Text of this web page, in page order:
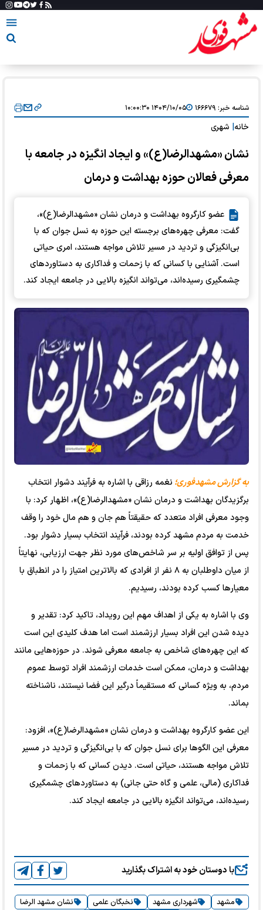
شناسه خبر: ۱۶۶۶۷۹ ۱۴۰۴/۱۰/۰۵ ۱۰:۰۰:۳۰
خانه شهری
نشان «مشهدالرضا(ع)» و ایجاد انگیزه در جامعه با
معرفی فعالان حوزه بهداشت و درمان
عضو کارگروه بهداشت و درمان نشان «مشهدالرضا(ع)»،
گفت: معرفی چهره‌های برجسته این حوزه به نسل جوان که با
بی‌انگیزگی و تردید در مسیر تلاش مواجه هستند، امری حیاتی
است. آشنایی با کسانی که با زحمات و فداکاری به دستاوردهای
چشمگیری رسیده‌اند، می‌تواند انگیزه بالایی در جامعه ایجاد کند.
به گزارش مشهدفوری؛ نغمه رزاقی با اشاره به فرآیند دشوار انتخاب
برگزیدگان بهداشت و درمان نشان «مشهدالرضا(ع)»، اظهار کرد: با
وجود معرفی افراد متعدد که حقیقتاً هم جان و هم مال خود را وقف
خدمت به مردم مشهد کرده بودند، فرآیند انتخاب بسیار دشوار بود.
پس از توافق اولیه بر سر شاخص‌های مورد نظر جهت ارزیابی، نهایتاً
از میان داوطلبان به ۸ نفر از افرادی که بالاترین امتیاز را در انطباق با
معیارها کسب کرده بودند، رسیدیم.
وی با اشاره به یکی از اهداف مهم این رویداد، تاکید کرد: تقدیر و
دیده شدن این افراد بسیار ارزشمند است اما هدف کلیدی این است
که این چهره‌های شاخص به جامعه معرفی شوند. در حوزه‌هایی مانند
بهداشت و درمان، ممکن است خدمات ارزشمند افراد توسط عموم
مردم، به ویژه کسانی که مستقیماً درگیر این فضا نیستند، ناشناخته
بماند.
این عضو کارگروه بهداشت و درمان نشان «مشهدالرضا(ع)»، افزود:
معرفی این الگوها برای نسل جوان که با بی‌انگیزگی و تردید در مسیر
تلاش مواجه هستند، حیاتی است. دیدن کسانی که با زحمات و
فداکاری (مالی، علمی و گاه حتی جانی) به دستاوردهای چشمگیری
رسیده‌اند، می‌تواند انگیزه بالایی در جامعه ایجاد کند.
با دوستان خود به اشتراک بگذارید
مشهد شهرداری مشهد نخبگان علمی
نشان مشهد الرضا